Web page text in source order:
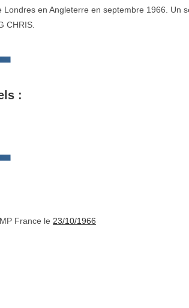
Londres en Angleterre en septembre 1966. Un
CHRIS.
:
France le 23/10/1966